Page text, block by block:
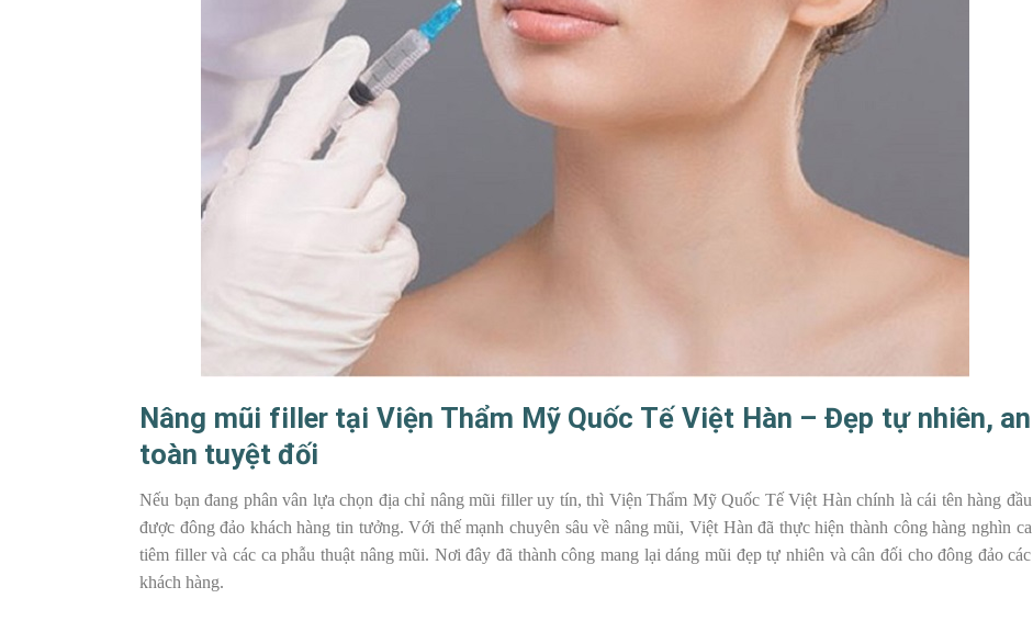
Nâng mũi filler tại Viện Thẩm Mỹ Quốc Tế Việt Hàn – Đẹp tự nhiên, an
toàn tuyệt đối
Nếu bạn đang phân vân lựa chọn địa chỉ nâng mũi filler uy tín, thì Viện Thẩm Mỹ Quốc Tế Việt Hàn chính là cái tên hàng đầu
được đông đảo khách hàng tin tưởng. Với thế mạnh chuyên sâu về nâng mũi, Việt Hàn đã thực hiện thành công hàng nghìn ca
tiêm filler và các ca phẫu thuật nâng mũi. Nơi đây đã thành công mang lại dáng mũi đẹp tự nhiên và cân đối cho đông đảo các
khách hàng.